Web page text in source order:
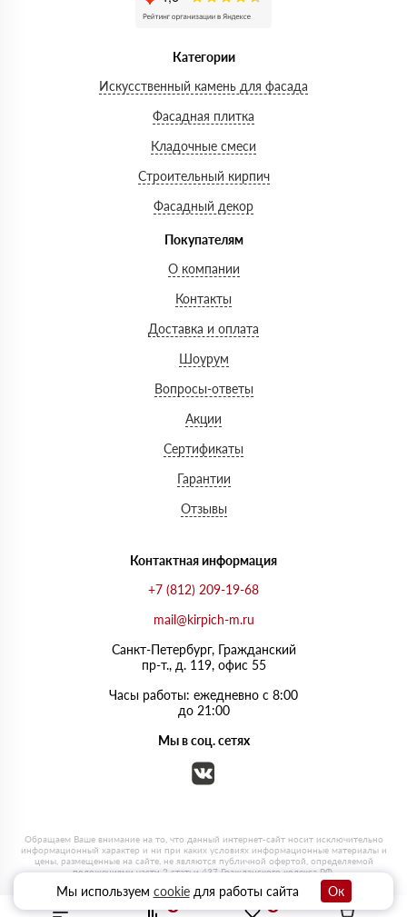
Категории
Искусственный камень для фасада
Фасадная плитка
Кладочные смеси
Строительный кирпич
Фасадный декор
Покупателям
О компании
Контакты
Доставка и оплата
Шоурум
Вопросы-ответы
Акции
Сертификаты
Гарантии
Отзывы
Контактная информация
+7 (812) 209-19-68
mail@kirpich-m.ru
Санкт-Петербург, Граждaнский
пр-т., д. 119, офис 55
Часы работы: ежедневно с 8:00
до 21:00
Мы в соц. сетях
Мы используем cookieдля работы сайта Ок